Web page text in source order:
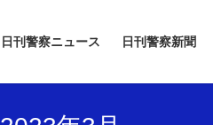
日刊警察ニュース 日刊警察新聞